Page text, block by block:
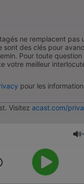
ne remplacent pas
sont des clés pour
Pour toute question
votre meilleur
pour les
Visitez acast.com/